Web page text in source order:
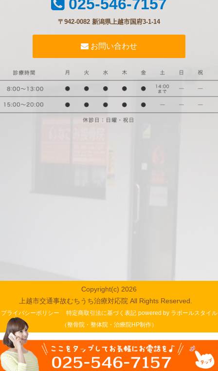
025-546-7157
〒942-0082 新潟県上越市国府3-1-14
お問い合わせ
Copyright(c) 2026
上越市交通事故むちうち治療対応院 All Rights Reserved.
プライバシーポリシー 特定商取引法に基づく表記 powered by ラポールスタイル
（整骨院・整体院・治療院HP制作）